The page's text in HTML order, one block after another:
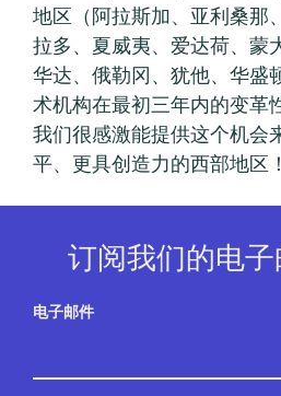
地区（阿拉斯加、亚利桑那
拉多、夏威夷、爱达荷、蒙
华达、俄勒冈、犹他、华盛
术机构在最初三年内的变革
我们很感激能提供这个机会
平、更具创造力的西部地区！
订阅我们的电子
电子邮件